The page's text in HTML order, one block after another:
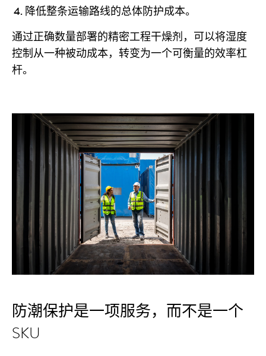
降低整条运输路线的总体防护成本。
通过正确数量部署的精密工程干燥剂，可以将湿度
控制从一种被动成本，转变为一个可衡量的效率杠
杆。
防潮保护是一项服务，而不是一个
SKU